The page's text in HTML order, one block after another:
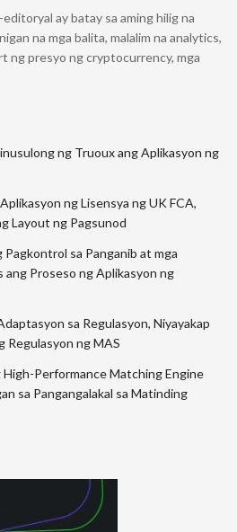
ay batay sa aming hilig na
na mga balita, malalim na analytics,
ng presyo ng cryptocurrency, mga
ng Truoux ang Aplikasyon ng
ng Lisensya ng UK FCA,
Layout ng Pagsunod
sa Panganib at mga
ang Proseso ng Aplikasyon ng
sa Regulasyon, Niyayakap
Regulasyon ng MAS
Performance Matching Engine
sa Pangangalakal sa Matinding